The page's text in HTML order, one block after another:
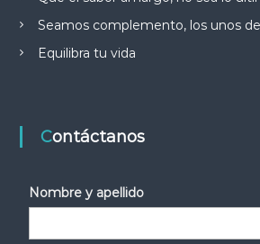
Seamos complemento, los unos
Equilibra tu vida
Contáctanos
Nombre y apellido